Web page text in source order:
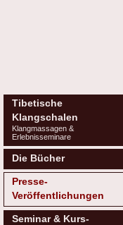
Tibetische
Klangschalen
Klangmassagen &
Erlebnisseminare
Die Bücher
Presse-
Veröffentlichungen
Seminar & Kurs-